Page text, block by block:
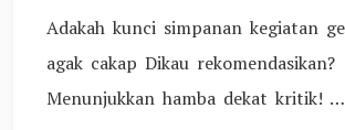
Adakah kunci simpanan kegiatan
agak cakap Dikau rekomendasikan?
Menunjukkan hamba dekat kritik! …